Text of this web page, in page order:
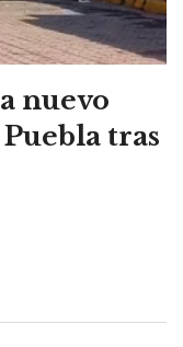
nuevo
tras